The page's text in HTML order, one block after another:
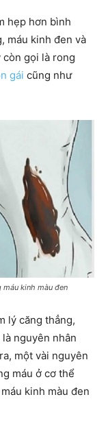
hẹp hơn bình
máu kinh đen và
gọi là rong
gái cũng như
máu kinh màu đen
lý căng thẳng,
nguyên nhân
một vài nguyên
máu ở cơ thể
kinh màu đen